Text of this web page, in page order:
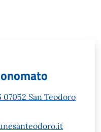
07052 San Teodoro